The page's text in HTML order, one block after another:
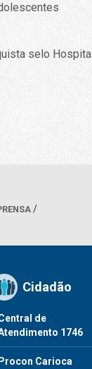
selo Hospital
Cidadão
de
1746
Procon Carioca